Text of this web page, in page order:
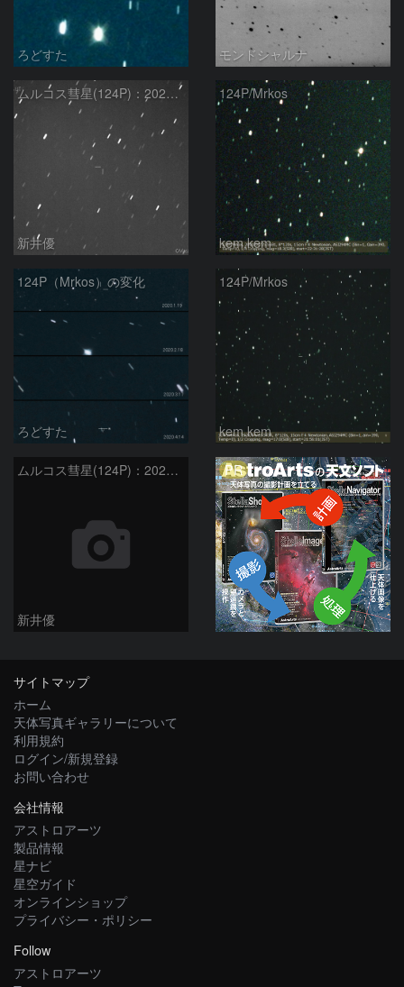
ろどすた モンドシャルナ
ムルコス彗星(124P)：2020/05/14
新井優
124P/Mrkos
kem.kem
124P（Mrkos）の変化
ろどすた
124P/Mrkos
kem.kem
ムルコス彗星(124P)：2020/03/20
新井優
PR
サイトマップ
ホーム
天体写真ギャラリーについて
利用規約
ログイン/新規登録
お問い合わせ
会社情報
アストロアーツ
製品情報
星ナビ
星空ガイド
オンラインショップ
プライバシー・ポリシー
Follow
アストロアーツ